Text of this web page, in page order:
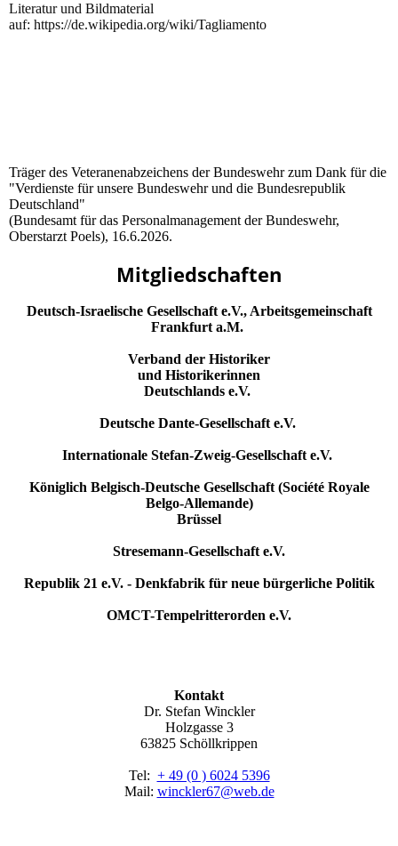
Literatur und Bildmaterial
auf: https://de.wikipedia.org/wiki/Tagliamento
Träger des Veteranenabzeichens der Bundeswehr zum Dank für die
"Verdienste für unsere Bundeswehr und die Bundesrepublik
Deutschland"
(Bundesamt für das Personalmanagement der Bundeswehr,
Oberstarzt Poels), 16.6.2026.
Mitgliedschaften
Deutsch-Israelische Gesellschaft e.V., Arbeitsgemeinschaft
Frankfurt a.M.
Verband der Historiker
und Historikerinnen
Deutschlands e.V.
Deutsche Dante-Gesellschaft e.V.
Internationale Stefan-Zweig-Gesellschaft e.V.
Königlich Belgisch-Deutsche Gesellschaft (Société Royale
Belgo-Allemande)
Brüssel
Stresemann-Gesellschaft e.V.
Republik 21 e.V. - Denkfabrik für neue bürgerliche Politik
OMCT-Tempelritterorden e.V.
Kontakt
Dr. Stefan Winckler
Holzgasse 3
63825 Schöllkrippen
Tel: + 49 (0 ) 6024 5396
Mail: winckler67@web.de